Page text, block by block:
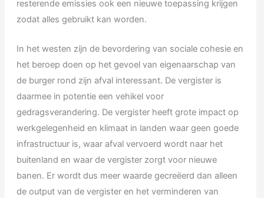
resterende emissies ook een nieuwe toepassing krijgen
zodat alles gebruikt kan worden.
In het westen zijn de bevordering van sociale cohesie en
het beroep doen op het gevoel van eigenaarschap van
de burger rond zijn afval interessant. De vergister is
daarmee in potentie een vehikel voor
gedragsverandering. De vergister heeft grote impact op
werkgelegenheid en klimaat in landen waar geen goede
infrastructuur is, waar afval vervoerd wordt naar het
buitenland en waar de vergister zorgt voor nieuwe
banen. Er wordt dus meer waarde gecreëerd dan alleen
de output van de vergister en het verminderen van